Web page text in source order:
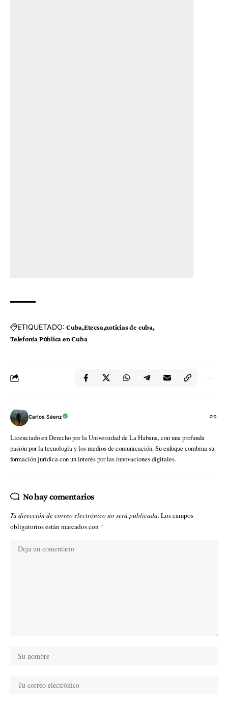
ETIQUETADO: Cuba Etecsa noticias de cuba
Telefonía Pública en Cuba
Carlos Sáenz
Licenciado en Derecho por la Universidad de La Habana, con una profunda
pasión por la tecnología y los medios de comunicación. Su enfoque combina su
formación jurídica con un interés por las innovaciones digitales.
No hay comentarios
Tu dirección de correo electrónico no será publicada. Los campos
obligatorios están marcados con *